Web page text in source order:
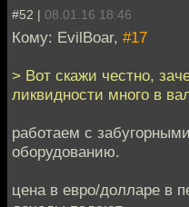
#52 | 08.01.16 18:46
Кому: EvilBoar, #17
> Вот скажи честно,
ликвидности много в
работаем с
оборудованию.
цена в евро/долларе в